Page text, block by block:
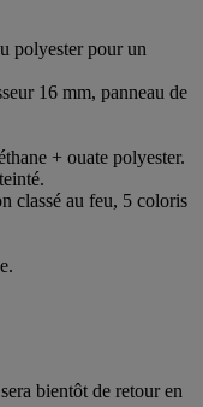
polyester pour un
16 mm, panneau de
+ ouate polyester.
classé au feu, 5 coloris
bientôt de retour en